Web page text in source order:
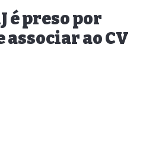
é preso por
associar ao CV